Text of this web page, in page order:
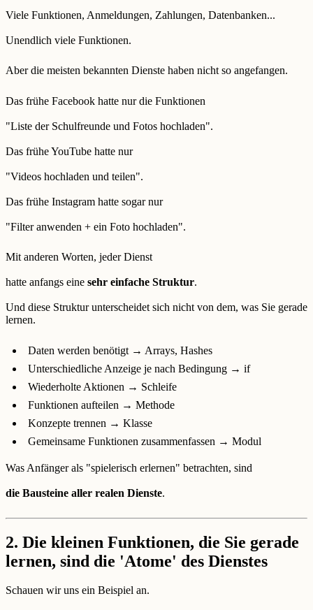
Viele Funktionen, Anmeldungen, Zahlungen, Datenbanken...
Unendlich viele Funktionen.
Aber die meisten bekannten Dienste haben nicht so angefangen.
Das frühe Facebook hatte nur die Funktionen
"Liste der Schulfreunde und Fotos hochladen".
Das frühe YouTube hatte nur
"Videos hochladen und teilen".
Das frühe Instagram hatte sogar nur
"Filter anwenden + ein Foto hochladen".
Mit anderen Worten, jeder Dienst
hatte anfangs eine sehr einfache Struktur.
Und diese Struktur unterscheidet sich nicht von dem, was Sie gerade
lernen.
Daten werden benötigt → Arrays, Hashes
Unterschiedliche Anzeige je nach Bedingung → if
Wiederholte Aktionen → Schleife
Funktionen aufteilen → Methode
Konzepte trennen → Klasse
Gemeinsame Funktionen zusammenfassen → Modul
Was Anfänger als "spielerisch erlernen" betrachten, sind
die Bausteine aller realen Dienste.
2. Die kleinen Funktionen, die Sie gerade
lernen, sind die 'Atome' des Dienstes
Schauen wir uns ein Beispiel an.